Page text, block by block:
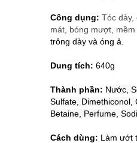
Công dụng: Tóc dày,
mát, bóng mượt, mềm
trông dày và óng ả.
Dung tích: 640g
Thành phần: Nước,
Sulfate, Dimethiconol,
Betaine, Perfume,
Cách dùng: Làm ướt